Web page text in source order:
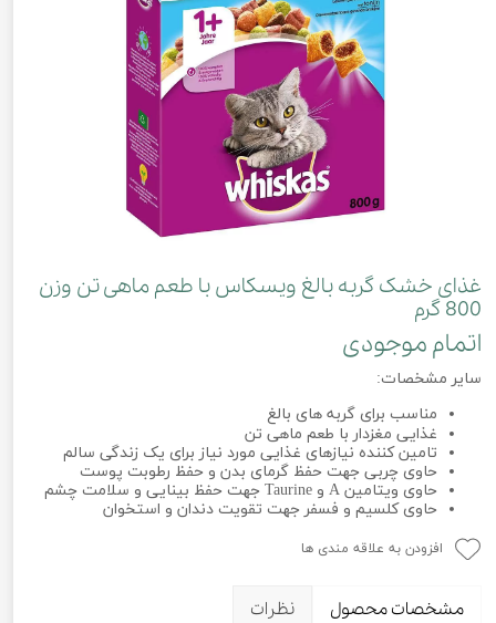
غذای خشک گربه بالغ ویسکاس با طعم ماهی تن وزن
800 گرم
اتمام موجودی
سایر مشخصات:
مناسب برای گربه های بالغ
غذایی مغزدار با طعم ماهی تن
تامین کننده نیازهای غذایی مورد نیاز برای یک زندگی سالم
حاوی چربی جهت حفظ گرمای بدن و حفظ رطوبت پوست
حاوی ویتامین A و Taurine جهت حفظ بینایی و سلامت چشم
حاوی کلسیم و فسفر جهت تقویت دندان و استخوان
افزودن به علاقه مندی ها
مشخصات محصول نظرات